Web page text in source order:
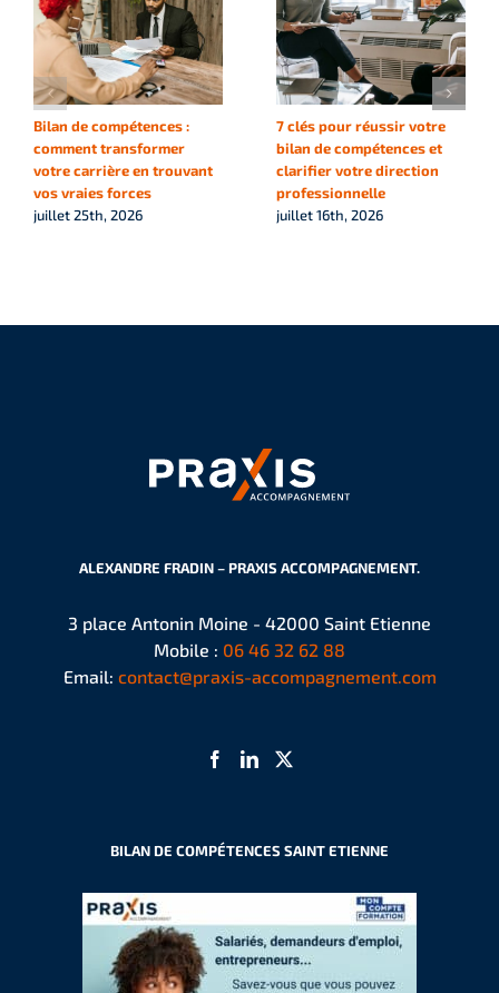
Bilan de compétences :
comment transformer
votre carrière en trouvant
vos vraies forces
juillet 25th, 2026
7 clés pour réussir votre
bilan de compétences et
clarifier votre direction
professionnelle
juillet 16th, 2026
ALEXANDRE FRADIN – PRAXIS ACCOMPAGNEMENT.
3 place Antonin Moine - 42000 Saint Etienne
Mobile : 06 46 32 62 88
Email: contact@praxis-accompagnement.com
BILAN DE COMPÉTENCES SAINT ETIENNE